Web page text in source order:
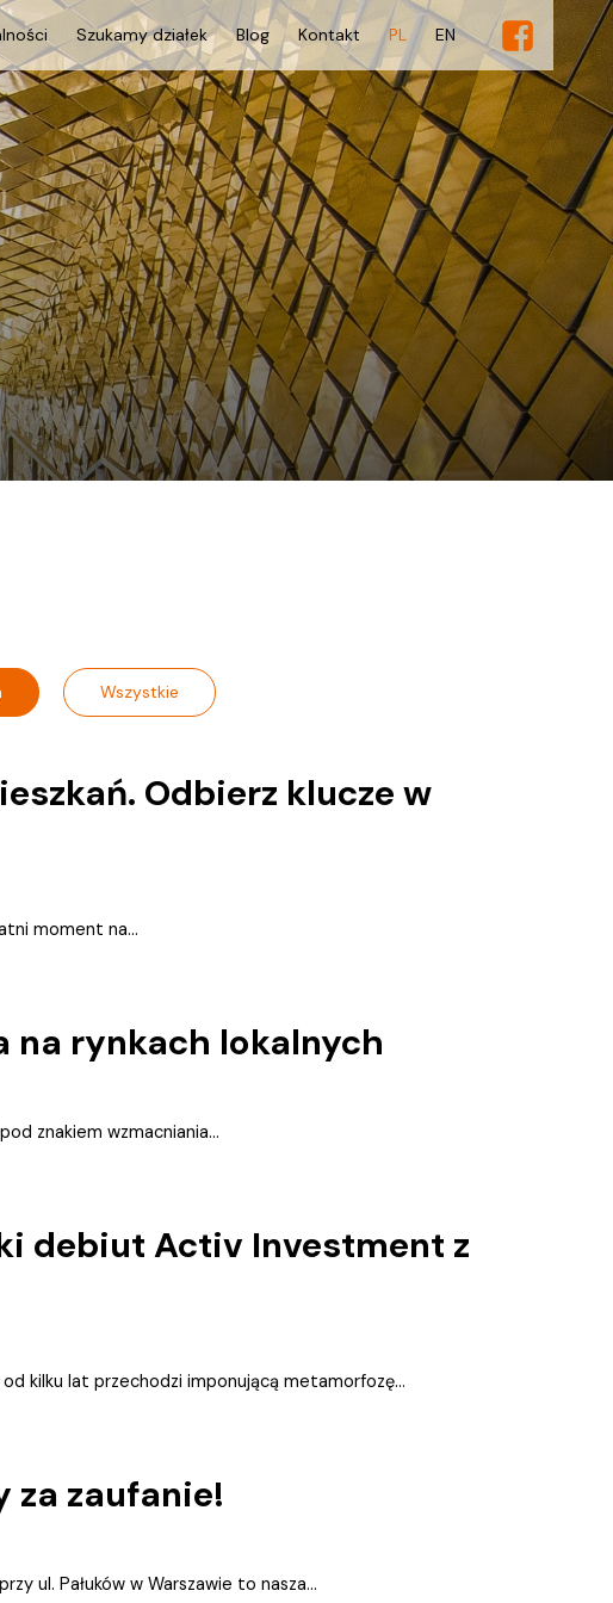
Szukamy działek Blog Kontakt PL EN
Wszystkie
Odbierz klucze w
moment na...
na rynkach lokalnych
znakiem wzmacniania...
debiut Activ Investment z
kilku lat przechodzi imponującą metamorfozę...
za zaufanie!
ul. Pałuków w Warszawie to nasza...